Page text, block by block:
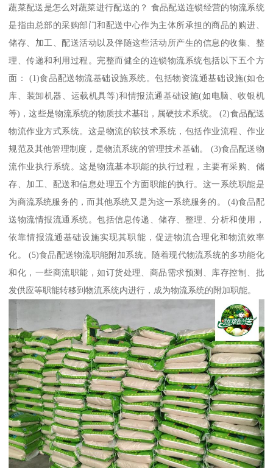
蔬菜配送是怎么对蔬菜进行配送的？ 食品配送连锁经营的物流系统
是指由总部的采购部门和配送中心作为主体所承担的商品的购进、
储存、加工、配送活动以及伴随这些活动所产生的信息的收集、整
理、传递和利用过程。完整而健全的连锁物流系统包括以下五个方
面： (1)食品配送物流基础设施系统。包括物资流通基础设施(如仓
库、装卸机器、运载机具等)和情报流通基础设施(如电脑、收银机
等)，这些是物流系统的物质技术基础，属硬技术系统。 (2)食品配送
物流作业方式系统。这是物流的软技术系统，包括作业流程、作业
规范及其他管理制度，是物流系统的管理技术基础。 (3)食品配送物
流作业执行系统。这是物流基本职能的执行过程，主要有采购、储
存、加工、配送和信息处理五个方面职能的执行。这一系统职能是
为商流系统服务的，而其他系统又是为这一系统服务的。 (4)食品配
送物流情报流通系统。包括信息传递、储存、整理、分析和使用，
依靠情报流通基础设施实现其职能，促进物流合理化和物流效率
化。 (5)食品配送物流职能附加系统。随着现代物流系统的多功能化
和化，一些商流职能，如订货处理、商品需求预测、库存控制、批
发供应等职能转移到物流系统内进行，成为物流系统的附加职能。